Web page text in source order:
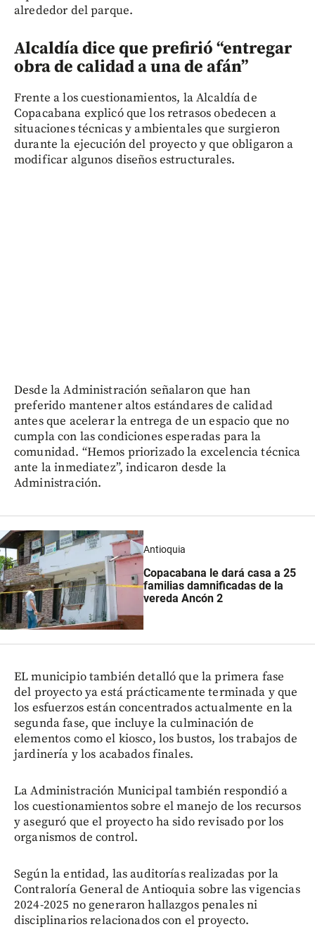
alrededor del parque.
Alcaldía dice que prefirió “entregar
obra de calidad a una de afán”
Frente a los cuestionamientos, la Alcaldía de
Copacabana explicó que los retrasos obedecen a
situaciones técnicas y ambientales que surgieron
durante la ejecución del proyecto y que obligaron a
modificar algunos diseños estructurales.
Desde la Administración señalaron que han
preferido mantener altos estándares de calidad
antes que acelerar la entrega de un espacio que no
cumpla con las condiciones esperadas para la
comunidad. “Hemos priorizado la excelencia técnica
ante la inmediatez”, indicaron desde la
Administración.
Antioquia
Copacabana le dará casa a 25
familias damnificadas de la
vereda Ancón 2
EL municipio también detalló que la primera fase
del proyecto ya está prácticamente terminada y que
los esfuerzos están concentrados actualmente en la
segunda fase, que incluye la culminación de
elementos como el kiosco, los bustos, los trabajos de
jardinería y los acabados finales.
La Administración Municipal también respondió a
los cuestionamientos sobre el manejo de los recursos
y aseguró que el proyecto ha sido revisado por los
organismos de control.
Según la entidad, las auditorías realizadas por la
Contraloría General de Antioquia sobre las vigencias
2024-2025 no generaron hallazgos penales ni
disciplinarios relacionados con el proyecto.